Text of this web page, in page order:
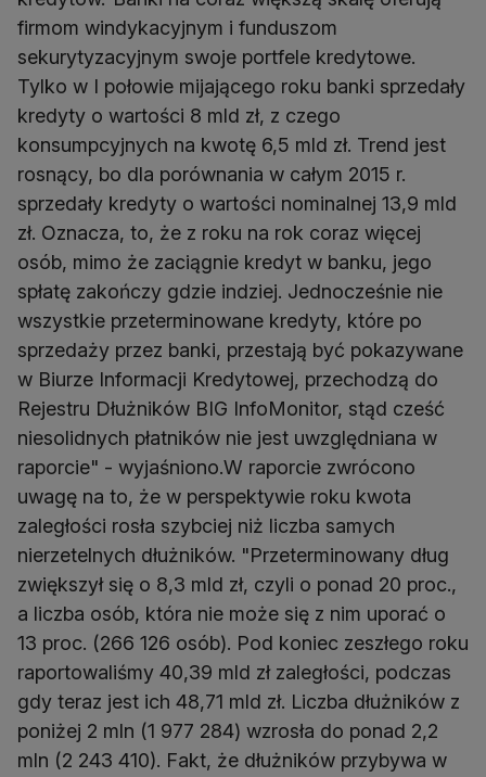
firmom windykacyjnym i funduszom
sekurytyzacyjnym swoje portfele kredytowe.
Tylko w I połowie mijającego roku banki sprzedały
kredyty o wartości 8 mld zł, z czego
konsumpcyjnych na kwotę 6,5 mld zł. Trend jest
rosnący, bo dla porównania w całym 2015 r.
sprzedały kredyty o wartości nominalnej 13,9 mld
zł. Oznacza, to, że z roku na rok coraz więcej
osób, mimo że zaciągnie kredyt w banku, jego
spłatę zakończy gdzie indziej. Jednocześnie nie
wszystkie przeterminowane kredyty, które po
sprzedaży przez banki, przestają być pokazywane
w Biurze Informacji Kredytowej, przechodzą do
Rejestru Dłużników BIG InfoMonitor, stąd cześć
niesolidnych płatników nie jest uwzględniana w
raporcie" - wyjaśniono.W raporcie zwrócono
uwagę na to, że w perspektywie roku kwota
zaległości rosła szybciej niż liczba samych
nierzetelnych dłużników. "Przeterminowany dług
zwiększył się o 8,3 mld zł, czyli o ponad 20 proc.,
a liczba osób, która nie może się z nim uporać o
13 proc. (266 126 osób). Pod koniec zeszłego roku
raportowaliśmy 40,39 mld zł zaległości, podczas
gdy teraz jest ich 48,71 mld zł. Liczba dłużników z
poniżej 2 mln (1 977 284) wzrosła do ponad 2,2
mln (2 243 410). Fakt, że dłużników przybywa w